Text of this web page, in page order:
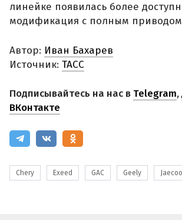
линейке появилась более
модификация с полным
Автор: Иван Бахарев
Источник: ТАСС
Подписывайтесь на нас в Telegram,
ВКонтакте
Chery Exeed GAC Geely Jaecoo